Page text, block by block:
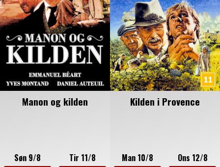
Manon og kilden
Søn 9/8
Tir 11/8
Kilden i Provence
Man 10/8
Ons 12/8